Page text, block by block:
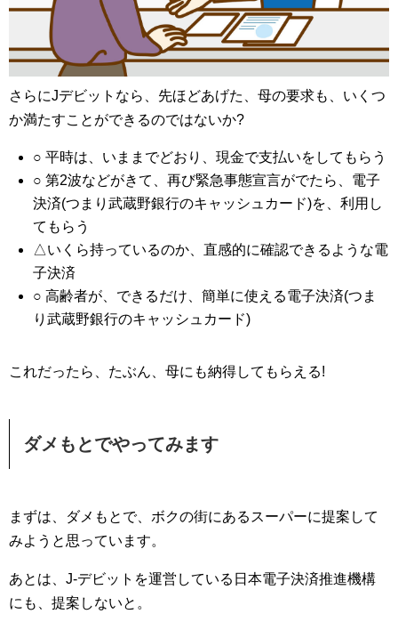
さらにJデビットなら、先ほどあげた、母の要求も、いくつ
か満たすことができるのではないか?
○ 平時は、いままでどおり、現金で支払いをしてもらう
○ 第2波などがきて、再び緊急事態宣言がでたら、電子
決済(つまり武蔵野銀行のキャッシュカード)を、利用し
てもらう
△いくら持っているのか、直感的に確認できるような電
子決済
○ 高齢者が、できるだけ、簡単に使える電子決済(つま
り武蔵野銀行のキャッシュカード)
これだったら、たぶん、母にも納得してもらえる!
ダメもとでやってみます
まずは、ダメもとで、ボクの街にあるスーパーに提案して
みようと思っています。
あとは、J-デビットを運営している日本電子決済推進機構
にも、提案しないと。